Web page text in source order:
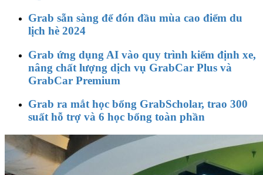
Grab sẵn sàng để đón đầu mùa cao điểm du
lịch hè 2024
Grab ứng dụng AI vào quy trình kiểm định xe,
nâng chất lượng dịch vụ GrabCar Plus và
GrabCar Premium
Grab ra mắt học bổng GrabScholar, trao 300
suất hỗ trợ và 6 học bổng toàn phần